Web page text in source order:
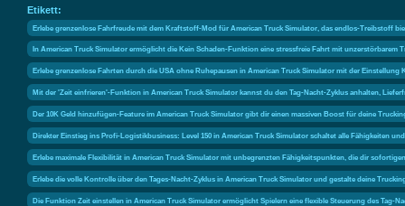
Etikett:
Erlebe grenzenlose Fahrfreude mit dem Kraftstoff-Mod für American Truck Simulator, das endlos-Treibstoff
In American Truck Simulator ermöglicht die Kein Schaden-Funktion eine stressfreie Fahrt mit unzerstörbarem
Erlebe grenzenlose Fahrten durch die USA ohne Ruhepausen in American Truck Simulator mit der Einstellung
Mit der 'Zeit einfrieren'-Funktion in American Truck Simulator kannst du den Tag-Nacht-Zyklus anhalten,
Der 10K Geld hinzufügen-Feature im American Truck Simulator gibt dir einen massiven Boost für deine
Direkter Einstieg ins Profi-Logistikbusiness: Level 150 in American Truck Simulator schaltet alle Fähigkeiten
Erlebe maximale Flexibilität in American Truck Simulator mit unbegrenzten Fähigkeitspunkten, die dir
Erlebe die volle Kontrolle über den Tages-Nacht-Zyklus in American Truck Simulator und gestalte deine
Die Funktion Zeit einstellen in American Truck Simulator ermöglicht Spielern eine flexible Steuerung des